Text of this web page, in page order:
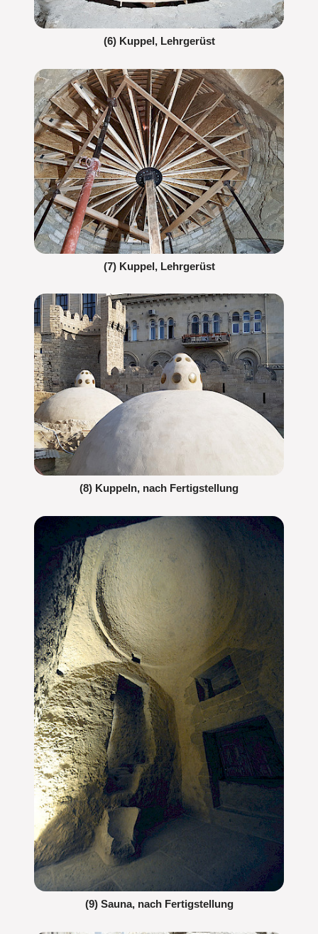
(6) Kuppel, Lehrgerüst
(7) Kuppel, Lehrgerüst
(8) Kuppeln, nach Fertigstellung
(9) Sauna, nach Fertigstellung